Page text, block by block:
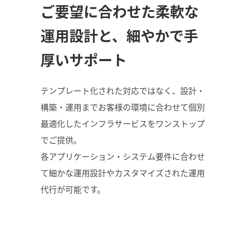
ご要望に合わせた柔軟な
運用設計と、細やかで手
厚いサポート
テンプレート化された対応ではなく、設計・
構築・運用までお客様の環境に合わせて個別
最適化したインフラサービスをワンストップ
でご提供。
各アプリケーション・システム要件に合わせ
て細かな運用設計やカスタマイズされた運用
代行が可能です。